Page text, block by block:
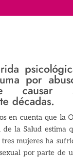
por
causar
décadas.
en cuenta que la
de la Salud estima
tres mujeres ha
por parte de